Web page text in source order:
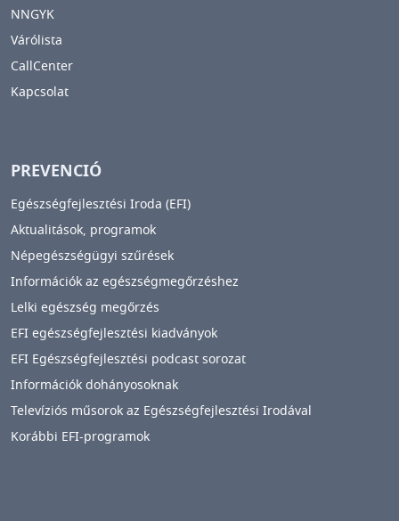
NNGYK
Várólista
CallCenter
Kapcsolat
PREVENCIÓ
Egészségfejlesztési Iroda (EFI)
Aktualitások, programok
Népegészségügyi szűrések
Információk az egészségmegőrzéshez
Lelki egészség megőrzés
EFI egészségfejlesztési kiadványok
EFI Egészségfejlesztési podcast sorozat
Információk dohányosoknak
Televíziós műsorok az Egészségfejlesztési Irodával
Korábbi EFI-programok